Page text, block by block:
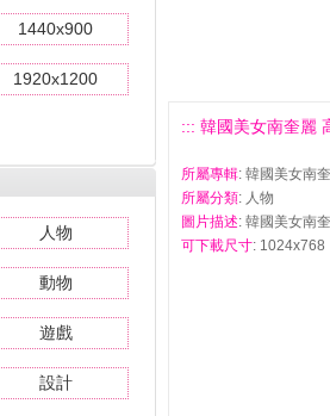
1440x900
1920x1200
人物
動物
遊戲
設計
::: 韓國美女南奎麗
所屬專輯: 韓國美女南
所屬分類: 人物
圖片描述: 韓國美女南
可下載尺寸: